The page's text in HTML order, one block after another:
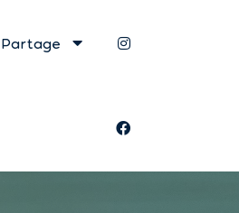
Partage